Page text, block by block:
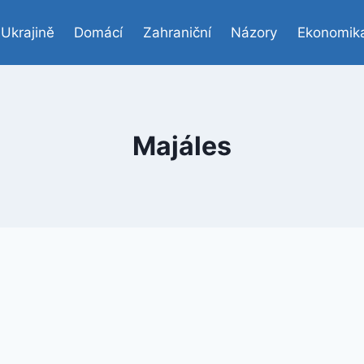
Domácí Zahraniční Názory
Majáles